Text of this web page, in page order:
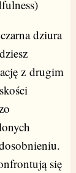
dziura
z drugim
się